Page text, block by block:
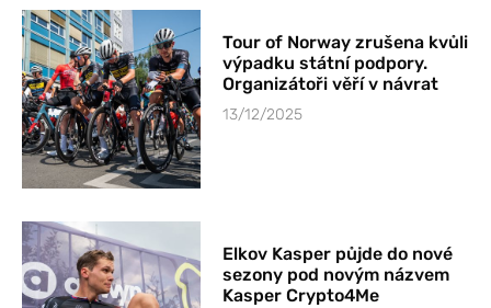
Tour of Norway zrušena kvůli
výpadku státní podpory.
Organizátoři věří v návrat
13/12/2025
Elkov Kasper půjde do nové
sezony pod novým názvem
Kasper Crypto4Me